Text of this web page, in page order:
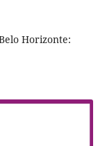
Horizonte: